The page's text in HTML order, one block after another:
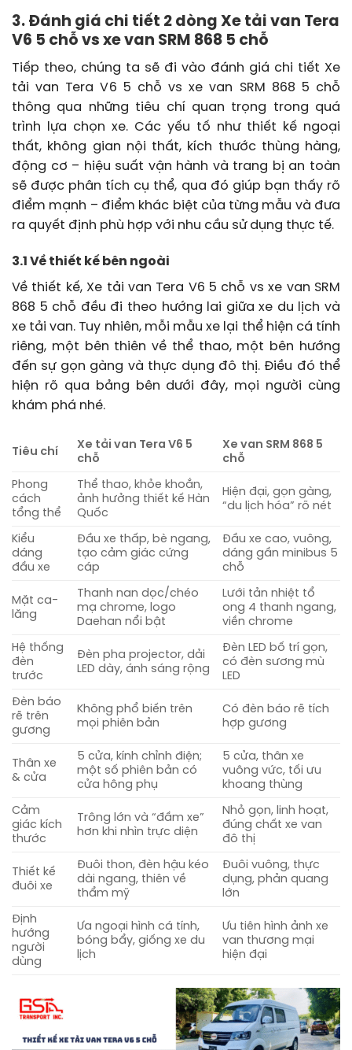
3. Đánh giá chi tiết 2 dòng Xe tải van Tera
V6 5 chỗ vs xe van SRM 868 5 chỗ
Tiếp theo, chúng ta sẽ đi vào đánh giá chi tiết Xe
tải van Tera V6 5 chỗ vs xe van SRM 868 5 chỗ
thông qua những tiêu chí quan trọng trong quá
trình lựa chọn xe. Các yếu tố như thiết kế ngoại
thất, không gian nội thất, kích thước thùng hàng,
động cơ – hiệu suất vận hành và trang bị an toàn
sẽ được phân tích cụ thể, qua đó giúp bạn thấy rõ
điểm mạnh – điểm khác biệt của từng mẫu và đưa
ra quyết định phù hợp với nhu cầu sử dụng thực tế.
3.1 Về thiết kế bên ngoài
Về thiết kế, Xe tải van Tera V6 5 chỗ vs xe van SRM
868 5 chỗ đều đi theo hướng lai giữa xe du lịch và
xe tải van. Tuy nhiên, mỗi mẫu xe lại thể hiện cá tính
riêng, một bên thiên về thể thao, một bên hướng
đến sự gọn gàng và thực dụng đô thị. Điều đó thể
hiện rõ qua bảng bên dưới đây, mọi người cùng
khám phá nhé.
Tiêu chí
Xe tải van Tera V6 5
chỗ
Xe van SRM 868 5
chỗ
Phong
cách
tổng thể
Thể thao, khỏe khoắn,
ảnh hưởng thiết kế Hàn
Quốc
Hiện đại, gọn gàng,
“du lịch hóa” rõ nét
Kiểu
dáng
đầu xe
Đầu xe thấp, bè ngang,
tạo cảm giác cứng
cáp
Đầu xe cao, vuông,
dáng gần minibus 5
chỗ
Mặt ca-
lăng
Thanh nan dọc/chéo
mạ chrome, logo
Daehan nổi bật
Lưới tản nhiệt tổ
ong 4 thanh ngang,
viền chrome
Hệ thống
đèn
trước
Đèn pha projector, dải
LED dày, ánh sáng rộng
Đèn LED bố trí gọn,
có đèn sương mù
LED
Đèn báo
rẽ trên
gương
Không phổ biến trên
mọi phiên bản
Có đèn báo rẽ tích
hợp gương
Thân xe
& cửa
5 cửa, kính chỉnh điện;
một số phiên bản có
cửa hông phụ
5 cửa, thân xe
vuông vức, tối ưu
khoang thùng
Cảm
giác kích
thước
Trông lớn và “đầm xe”
hơn khi nhìn trực diện
Nhỏ gọn, linh hoạt,
đúng chất xe van
đô thị
Thiết kế
đuôi xe
Đuôi thon, đèn hậu kéo
dài ngang, thiên về
thẩm mỹ
Đuôi vuông, thực
dụng, phản quang
lớn
Định
hướng
người
dùng
Ưa ngoại hình cá tính,
bóng bẩy, giống xe du
lịch
Ưu tiên hình ảnh xe
van thương mại
hiện đại